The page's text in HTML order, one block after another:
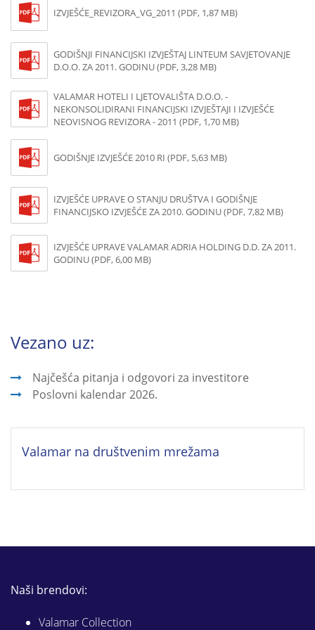
IZVJEŠĆE_REVIZORA_VG_2011 (PDF, 1,87 MB)
GODIŠNJI FINANCIJSKI IZVJEŠTAJ LINTEUM SAVJETOVANJE
D.O.O. ZA 2011. GODINU (PDF, 3,28 MB)
VALAMAR HOTELI I LJETOVALIŠTA D.O.O. -
NEKONSOLIDIRANI FINANCIJSKI IZVJEŠTAJI I IZVJEŠĆE
NEOVISNOG REVIZORA - 2011 (PDF, 1,70 MB)
GODIŠNJE IZVJEŠĆE 2010 RI (PDF, 5,63 MB)
IZVJEŠĆE UPRAVE O STANJU DRUŠTVA I GODIŠNJE
FINANCIJSKO IZVJEŠĆE ZA 2010. GODINU (PDF, 7,82 MB)
IZVJEŠĆE UPRAVE VALAMAR ADRIA HOLDING D.D. ZA 2011.
GODINU (PDF, 6,00 MB)
Vezano uz:
Najčešća pitanja i odgovori za investitore
Poslovni kalendar 2026.
Valamar na društvenim mrežama
Naši brendovi:
Valamar Collection